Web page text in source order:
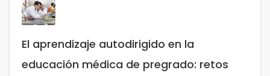
El aprendizaje autodirigido en la
educación médica de pregrado: retos